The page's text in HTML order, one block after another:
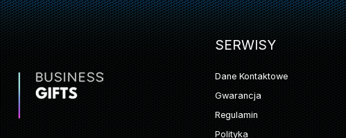
SERWISY
Dane Kontaktowe
Gwarancja
Regulamin
Polityka